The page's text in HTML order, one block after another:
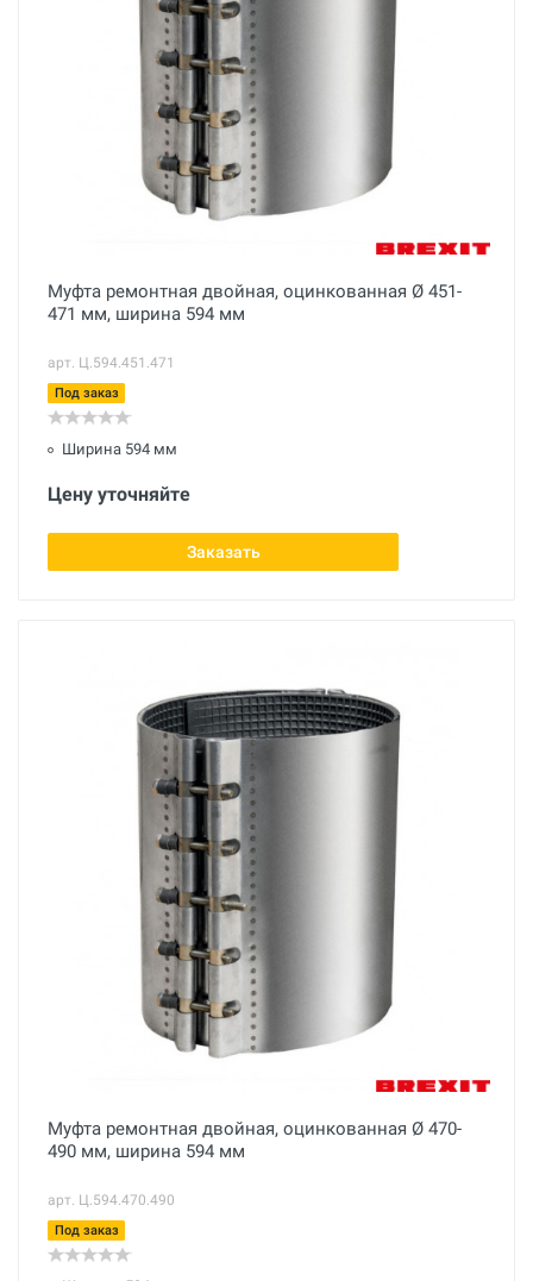
Муфта ремонтная двойная, оцинкованная Ø 451-
471 мм, ширина 594 мм
арт. Ц.594.451.471
Под заказ
Ширина 594 мм
Цену уточняйте
Заказать
Муфта ремонтная двойная, оцинкованная Ø 470-
490 мм, ширина 594 мм
арт. Ц.594.470.490
Под заказ